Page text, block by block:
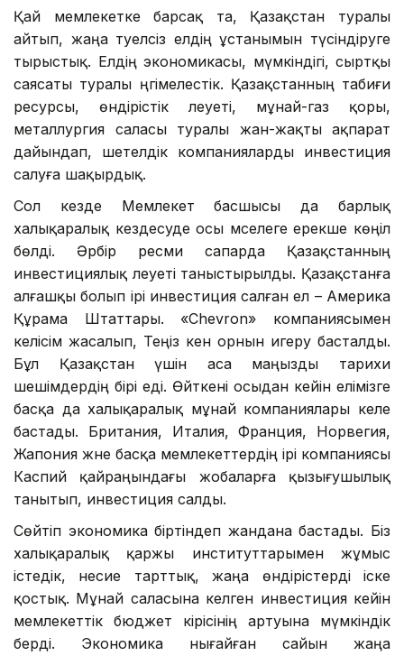
Қай мемлекетке барсақ та, Қазақстан туралы
айтып, жаңа тәуелсіз елдің ұстанымын түсіндіруге
тырыстық. Елдің экономикасы, мүмкіндігі, сыртқы
саясаты туралы әңгімелестік. Қазақстанның табиғи
ресурсы, өндірістік әлеуеті, мұнай-газ қоры,
металлургия саласы туралы жан-жақты ақпарат
дайындап, шетелдік компанияларды инвестиция
салуға шақырдық.
Сол кезде Мемлекет басшысы да барлық
халықаралық кездесуде осы мәселеге ерекше көңіл
бөлді. Әрбір ресми сапарда Қазақстанның
инвестициялық әлеуеті таныстырылды. Қазақстанға
алғашқы болып ірі инвестиция салған ел – Америка
Құрама Штаттары. «Chevron» компаниясымен
келісім жасалып, Теңіз кен орнын игеру басталды.
Бұл Қазақстан үшін аса маңызды тарихи
шешімдердің бірі еді. Өйткені осыдан кейін елімізге
басқа да халықаралық мұнай компаниялары келе
бастады. Британия, Италия, Франция, Норвегия,
Жапония және басқа мемлекеттердің ірі компаниясы
Каспий қайраңындағы жобаларға қызығушылық
танытып, инвестиция салды.
Сөйтіп экономика біртіндеп жандана бастады. Біз
халықаралық қаржы институттарымен жұмыс
істедік, несие тарттық, жаңа өндірістерді іске
қостық. Мұнай саласына келген инвестиция кейін
мемлекеттік бюджет кірісінің артуына мүмкіндік
берді. Экономика нығайған сайын жаңа